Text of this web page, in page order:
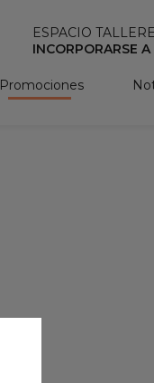
ESPACIO
INCORPORARSE
Promociones